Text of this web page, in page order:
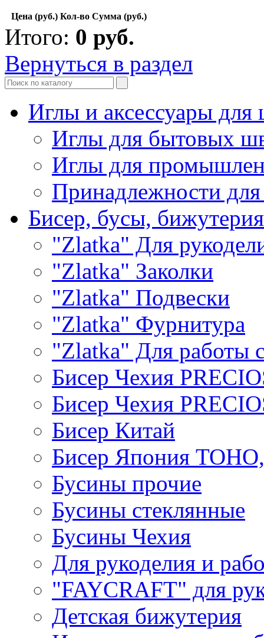
Цена (руб.) Кол-во Сумма (руб.)
Итого: 0 руб.
Вернуться в раздел
Иглы и аксессуары
Иглы для бытовых
Иглы для
Принадлежности
Бисер, бусы, бижутерия
"Zlatka" Для
"Zlatka" Заколки
"Zlatka" Подвески
"Zlatka" Фурнитура
"Zlatka" Для работы
Бисер Чехия
Бисер Чехия
Бисер Китай
Бисер Япония
Бусины прочие
Бусины стеклянные
Бусины Чехия
Для рукоделия и
"FAYCRAFT" для
Детская бижутерия